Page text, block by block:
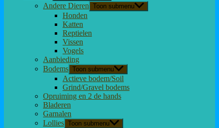
Andere Dieren Toon submenu
Honden
Katten
Reptielen
Vissen
Vogels
Aanbieding
Bodems Toon submenu
Actieve bodem/Soil
Grind/Gravel bodems
Opruiming en 2 de hands
Bladeren
Garnalen
Lollies Toon submenu